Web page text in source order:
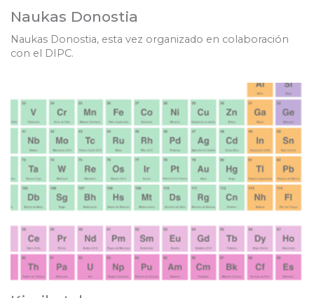
Naukas Donostia
Naukas Donostia, esta vez organizado en colaboración
con el DIPC.